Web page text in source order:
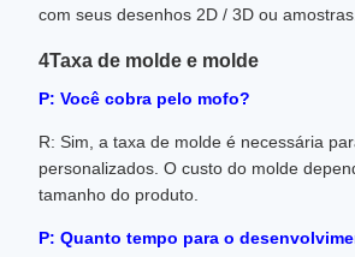
com seus desenhos 2D / 3D ou amostras.
4Taxa de molde e molde
P: Você cobra pelo mofo?
R: Sim, a taxa de molde é necessária
personalizados. O custo do molde
tamanho do produto.
P: Quanto tempo para o